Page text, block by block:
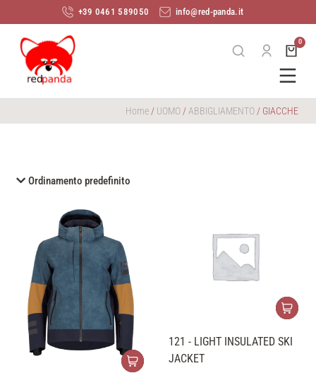
+39 0461 589050 info@red-panda.it
Home / UOMO / ABBIGLIAMENTO / GIACCHE
121 - LIGHT INSULATED SKI
JACKET